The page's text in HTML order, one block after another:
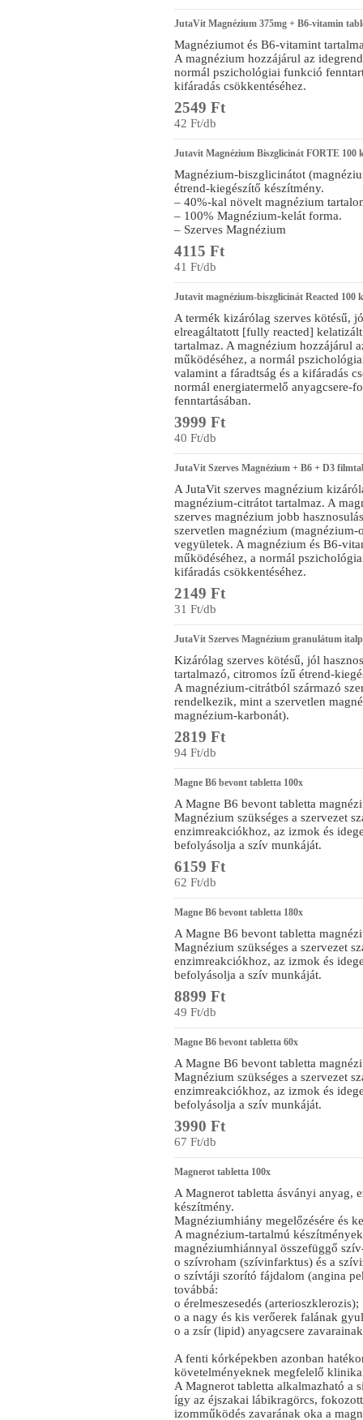
JutaVit Magnézium 375mg + B6-vitamin
Magnéziumot és B6-vitamint
A magnézium hozzájárul az
normál pszichológiai funkció
kifáradás csökkentéséhez.
2549 Ft
42 Ft/db
Jutavit Magnézium Biszglicinát FORTE 100
Magnézium-biszglicinátot
étrend-kiegészítő készítmény.
– 40%-kal növelt magnézium
– 100% Magnézium-kelát forma.
– Szerves Magnézium
4115 Ft
41 Ft/db
Jutavit magnézium-biszglicinát Reacted 100
A termék kizárólag szerves kötésű,
elreagáltatott [fully reacted]
tartalmaz. A magnézium hozzájárul
működéséhez, a normál
valamint a fáradtság és a kifáradás
normál energiatermelő anyagcsere-
fenntartásában.
3999 Ft
40 Ft/db
JutaVit Szerves Magnézium + B6 + D3
A JutaVit szerves magnézium
magnézium-citrátot tartalmaz. A
szerves magnézium jobb
szervetlen magnézium
vegyületek. A magnézium és B6-
működéséhez, a normál
kifáradás csökkentéséhez.
2149 Ft
31 Ft/db
JutaVit Szerves Magnézium granulátum
Kizárólag szerves kötésű, jól
tartalmazó, citromos ízű étrend-
A magnézium-citrátból származó
rendelkezik, mint a szervetlen
magnézium-karbonát).
2819 Ft
94 Ft/db
Magne B6 bevont tabletta 100x
A Magne B6 bevont tabletta
Magnézium szükséges a szervezet
enzimreakciókhoz, az izmok és
befolyásolja a szív munkáját.
6159 Ft
62 Ft/db
Magne B6 bevont tabletta 180x
A Magne B6 bevont tabletta
Magnézium szükséges a szervezet
enzimreakciókhoz, az izmok és
befolyásolja a szív munkáját.
8899 Ft
49 Ft/db
Magne B6 bevont tabletta 60x
A Magne B6 bevont tabletta
Magnézium szükséges a szervezet
enzimreakciókhoz, az izmok és
befolyásolja a szív munkáját.
3990 Ft
67 Ft/db
Magnerot tabletta 100x
A Magnerot tabletta ásványi anyag,
készítmény.
Magnéziumhiány megelőzésére és
A magnézium-tartalmú
magnéziumhiánnyal összefüggő
o szívroham (szívinfarktus) és a
o szívtáji szorító fájdalom (angina
továbbá:
o érelmeszesedés (arterioszklerozis);
o a nagy és kis verőerek falának
o a zsír (lipid) anyagcsere
A fenti kórképekben azonban
követelményeknek megfelelő
A Magnerot tabletta alkalmazható a
így az éjszakai lábikragörcs,
izomműködés zavarának oka a